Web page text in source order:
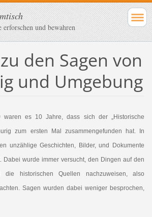
und bewahren
den Sagen von
und Umgebung
waren es 10 Jahre, dass sich der „Historische
zum ersten Mal zusammengefunden hat. In
unzählige Geschichten, Bilder, und Dokumente
Dabei wurde immer versucht, den Dingen auf den
historischen Quellen nachzuweisen, also
Sagen wurden dabei weniger besprochen,